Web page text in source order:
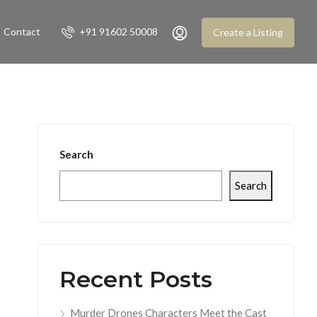
Contact +91 91602 50008 Create a Listing
Search
Search
Recent Posts
Murder Drones Characters Meet the Cast